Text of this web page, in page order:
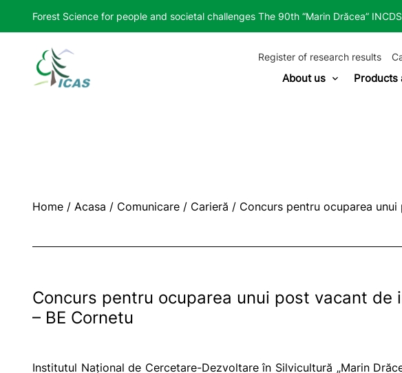
Forest Science for people and societal challenges The 90th “Marin Drăcea”
Register of research results
About us Products
Home /Acasa / Comunicare / Carieră / Concurs pentru ocuparea
Concurs pentru ocuparea unui post vacant de
– BE Cornetu
Institutul Național de Cercetare-Dezvoltare în Silvicultură „Marin